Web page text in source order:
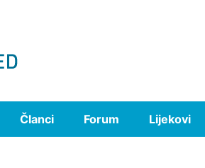
Članci Forum Lijekovi